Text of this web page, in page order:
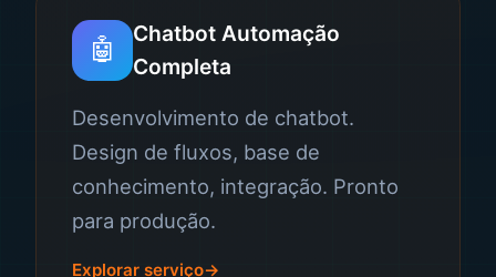
🤖
Chatbot Automação
Completa
Desenvolvimento de chatbot.
Design de fluxos, base de
conhecimento, integração. Pronto
para produção.
Explorar serviço